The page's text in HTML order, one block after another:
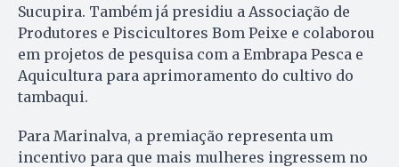
Sucupira. Também já presidiu a Associação de
Produtores e Piscicultores Bom Peixe e colaborou
em projetos de pesquisa com a Embrapa Pesca e
Aquicultura para aprimoramento do cultivo do
tambaqui.
Para Marinalva, a premiação representa um
incentivo para que mais mulheres ingressem no